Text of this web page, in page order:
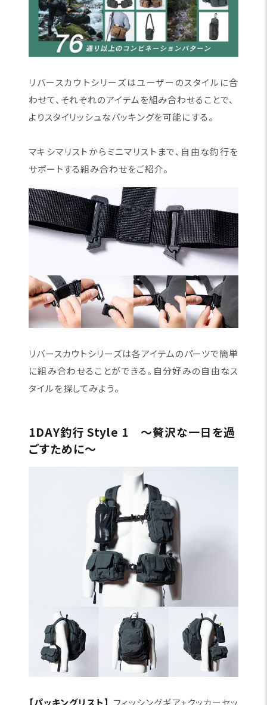
リバースカウトシリーズはユーザーのスタイルに合
わせて、それぞれのアイテムを組み合わせることで、
よりスタイリッシュなパッキングを可能にする。
マキシマリストからミニマリストまで、自由な釣行を
サポートする組み合わせをご紹介。
リバースカウトシリーズは各アイテムのパーツで簡単
に組み合わせることができる。自分好みの自由なス
タイルを探してみよう。
1DAY釣行 Style 1 〜贅沢な一日を過
ごすために〜